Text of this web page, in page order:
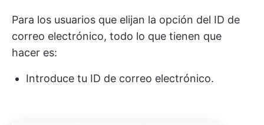
Para los usuarios que elijan la opción del ID de
correo electrónico, todo lo que tienen que
hacer es:
Introduce tu ID de correo electrónico.